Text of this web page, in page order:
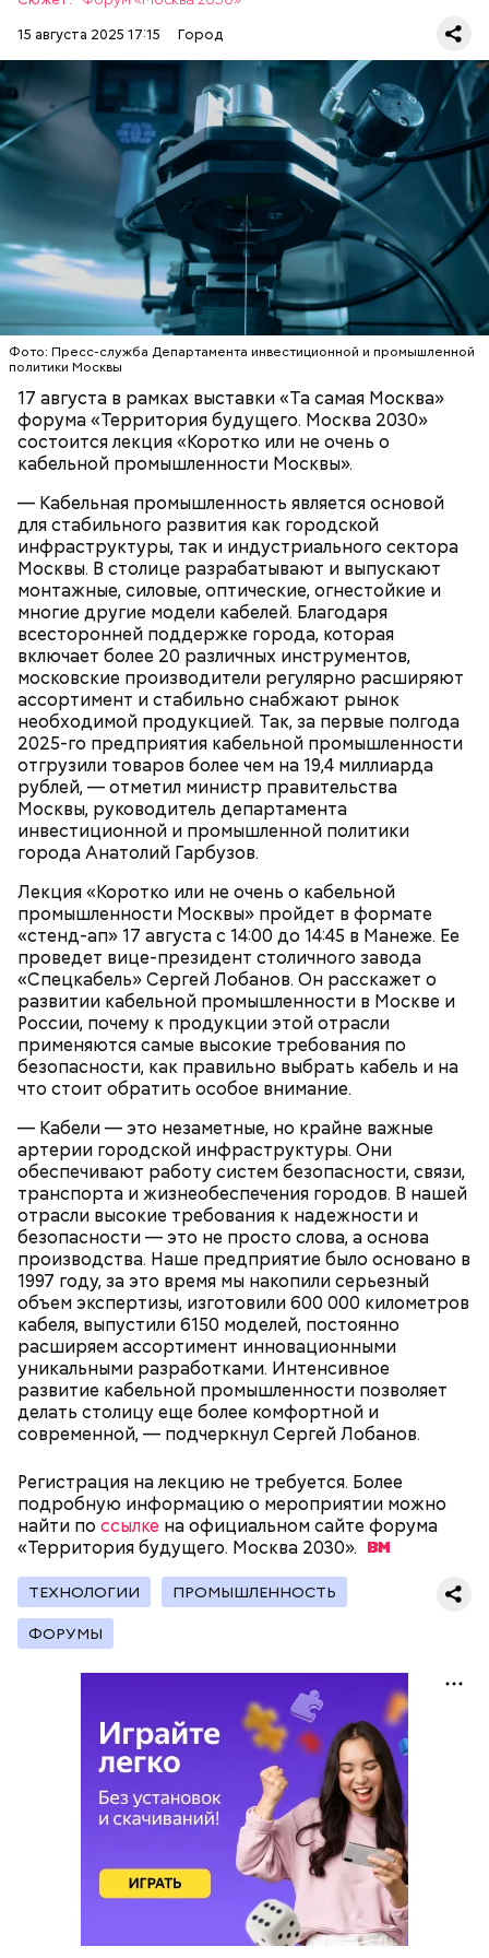
15 августа 2025 17:15
Город
Фото: Пресс-служба Департамента инвестиционной и промышленной
политики Москвы
17 августа в рамках выставки «Та самая Москва»
форума «Территория будущего. Москва 2030»
состоится лекция «Коротко или не очень о
кабельной промышленности Москвы».
— Кабельная промышленность является основой
для стабильного развития как городской
инфраструктуры, так и индустриального сектора
Москвы. В столице разрабатывают и выпускают
монтажные, силовые, оптические, огнестойкие и
многие другие модели кабелей. Благодаря
всесторонней поддержке города, которая
включает более 20 различных инструментов,
московские производители регулярно расширяют
ассортимент и стабильно снабжают рынок
необходимой продукцией. Так, за первые полгода
2025-го предприятия кабельной промышленности
отгрузили товаров более чем на 19,4 миллиарда
рублей, — отметил министр правительства
Москвы, руководитель департамента
инвестиционной и промышленной политики
города Анатолий Гарбузов.
Лекция «Коротко или не очень о кабельной
промышленности Москвы» пройдет в формате
«стенд-ап» 17 августа с 14:00 до 14:45 в Манеже. Ее
проведет вице-президент столичного завода
«Спецкабель» Сергей Лобанов. Он расскажет о
развитии кабельной промышленности в Москве и
России, почему к продукции этой отрасли
применяются самые высокие требования по
безопасности, как правильно выбрать кабель и на
что стоит обратить особое внимание.
— Кабели — это незаметные, но крайне важные
артерии городской инфраструктуры. Они
обеспечивают работу систем безопасности, связи,
транспорта и жизнеобеспечения городов. В нашей
отрасли высокие требования к надежности и
безопасности — это не просто слова, а основа
производства. Наше предприятие было основано в
1997 году, за это время мы накопили серьезный
объем экспертизы, изготовили 600 000 километров
кабеля, выпустили 6150 моделей, постоянно
расширяем ассортимент инновационными
уникальными разработками. Интенсивное
развитие кабельной промышленности позволяет
делать столицу еще более комфортной и
современной, — подчеркнул Сергей Лобанов.
Регистрация на лекцию не требуется. Более
подробную информацию о мероприятии можно
найти по ссылке на официальном сайте форума
«Территория будущего. Москва 2030».
ТЕХНОЛОГИИ ПРОМЫШЛЕННОСТЬ
ФОРУМЫ
Как найти информацию о льготах и
На главной странице сайтаkarta.mos.ru можно
найти тематические подборки скидок и самые
выгодные предложения, которые доступны на
данный момент.
В разделе «Каталог» представлены все
предложения партнеров. В нем можно включить
сортировку по типам льготы, интересующим
товарам и услугам, брендам, станциям метро и
другим.
Также существует раздел «Стать партнером»,
который будет полезен представителям бизнеса. В
нем можно найти информацию о том, какие
преимущества дает предпринимателям участие в
программе лояльности. Там же можно заполнить и
отправить заявку на присоединение к ней.
Кто может получить карту москвича
Где проходит
Маршрут зеленого кольца проходит через:
Ботанический сад РАН;
ВДНХ;
Лосиный Остров;
Измайловский парк;
Кемеровский лесопарк;
Парк Кузьминки;
Парк 850-летия Москвы;
Братеевскую пойму;
Борисовские пруды;
Царицыно;
Битцевский лес;
Теплый Стан;
Парк победы;
Долину реки Сетунь;
Парк Фили;
Парк Покровское-Стрешнево;
Тимирязевский парк.
Карта маршрута
Фото: Пресс-служба ЦОДД
Обеспечение комфорта и
безопасности
«Кинематографическая лужа»:
булгаковед — о новой
экранизации «Мастера и
Маргариты»
В Большом Гнездниковском переулке Мастер
впервые увидел Маргариту с букетом мимоз в
руках. Именно здесь в доме № 10, где было
московское отделение газеты «Накануне», работал
Михаил Булгаков. Кстати, этот дом упоминается в
сборнике писателя «Дьяволиада» и очерке «Сорок
сороков».
Исследователи считают, что в Большом
Гнездниковском переулке Михаил Булгаков
впервые увидел Елену Шиловскую. Она была его
третьей женой и хранительницей литературного
наследия писателя. Они познакомились в доме №
10, когда были в гостях у общих друзей. Они сразу
влюбились друг в друга, несмотря на то, что оба на
тот момент состояли в браке.
Дом Грибоедова
В романе «Мастер и Маргарита» объединение
литераторов МАССОЛИТ, которое возглавлял
Михаил Берлиоз, находится в двухэтажном
старинном доме. Прообразом стал Дом Герцена на
Тверском бульваре, 25. В 1920-х годах здесь было
несколько литературных организаций —
Российская ассоциация пролетарских писателей и
Московская ассоциация пролетарских писателей.
Сегодня здесь располагается Литературный
институт имени Максима Горького.
Метароман не для всех: чем
удивит новая экранизация
«Мастера и Маргариты»